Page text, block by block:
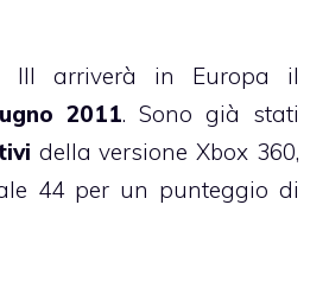
III arriverà in Europa il
2011. Sono già stati
della versione Xbox 360,
44 per un punteggio di